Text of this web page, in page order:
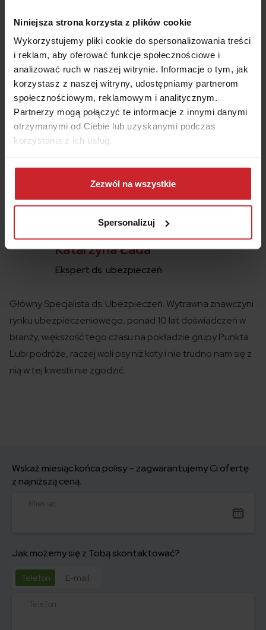
Niniejsza strona korzysta z plików cookie
Wykorzystujemy pliki cookie do spersonalizowania treści
i reklam, aby oferować funkcje społecznościowe i
analizować ruch w naszej witrynie. Informacje o tym, jak
korzystasz z naszej witryny, udostępniamy partnerom
społecznościowym, reklamowym i analitycznym.
Partnerzy mogą połączyć te informacje z innymi danymi
otrzymanymi od Ciebie lub uzyskanymi podczas
korzystania z ich usług.
Dowiedz się więcej na temat tego, kim jesteśmy, jak
można się z nami skontaktować i w jaki sposób
przetwarzamy dane osobowe w ramachPolityki
Zezwól na wszystkie
Spersonalizuj
Redaktor Punkta
Ekspert ds. ubezpieczeń
Artykuł, który czytasz został napisany przez jednego z
ekspertów
multiagencji Punkta
. Staramy się przekazać
całą naszą wiedzę na temat polis
Ciebie jasny i zrozumiały.
Weryfikacja merytoryczna:
Katarzyna Łada
Ekspert ds. ubezpieczeń
Główny Specjalista ds. Ubezpieczeń. Wytrawna znawczyni
rynku ubezpieczeniowego, ponad 10 lat doświadczeń w
branży, większość tego czasu na pokładzie grupy Punkta.
Lubi podróże, raczej woli psy niż koty i nie trudno nam się z
nią w tej kwestii nie zgodzić.
Wskaż miesiąc końca polisy – zagwarantujemy Ci ofertę
z najniższą ceną.
Miesiąc
Jak możemy się z Tobą skontaktować?
Telefon E-mail
Telefon